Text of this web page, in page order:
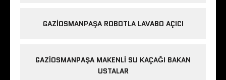
GAZIOSMANPAŞA ROBOTLA LAVABO AÇICI
GAZIOSMANPAŞA MAKENLI SU KAÇAĞI BAKAN
USTALAR